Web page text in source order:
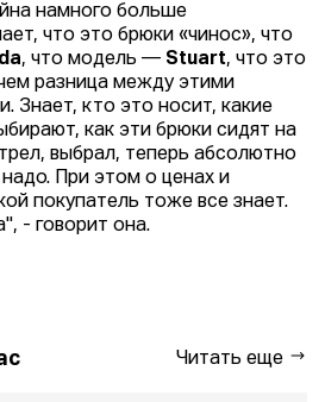
намного больше
что это брюки «чинос», что
, что модель — Stuart, что это
разница между этими
Знает, кто это носит, какие
как эти брюки сидят на
выбрал, теперь абсолютно
При этом о ценах и
покупатель тоже все знает.
- говорит она.
Читать еще